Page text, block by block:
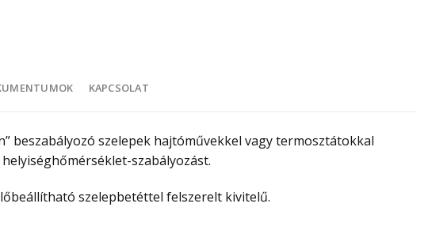
KAPCSOLAT
beszabályozó szelepek hajtóművekkel vagy termosztátokkal
szabályozást.
szelepbetéttel felszerelt kivitelű.